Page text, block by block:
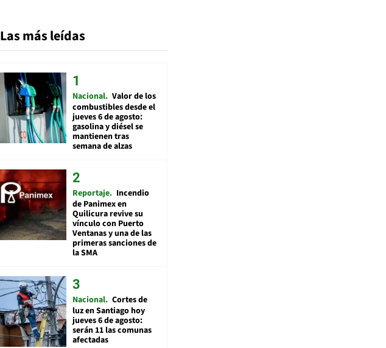
Las más leídas
Nacional Valor de los
combustibles desde el
jueves 6 de agosto:
gasolina y diésel se
mantienen tras
semana de alzas
Reportaje Incendio
de Panimex en
Quilicura revive su
vínculo con Puerto
Ventanas y una de las
primeras sanciones de
la SMA
Nacional Cortes de
luz en Santiago hoy
jueves 6 de agosto:
serán 11 las comunas
afectadas